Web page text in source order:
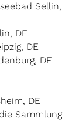
Sellin,
DE
DE
DE
DE
Sammlung